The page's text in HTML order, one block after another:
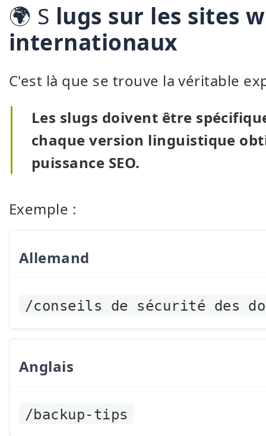
🌍 S lugs sur les sites
internationaux
C'est là que se trouve la véritable
Les slugs doivent être
chaque version linguistique
puissance SEO.
Exemple :
Allemand
/conseils de sécurité des
Anglais
/backup-tips